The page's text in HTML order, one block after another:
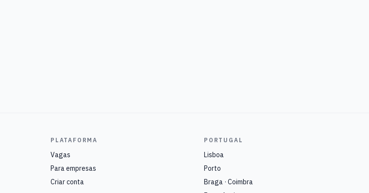
PLATAFORMA
Vagas
Para empresas
Criar conta
PORTUGAL
Lisboa
Porto
Braga · Coimbra